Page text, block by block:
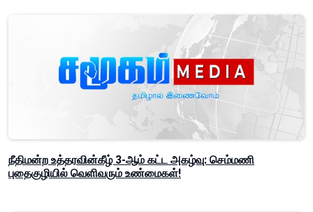
நீதிமன்ற உத்தரவின்கீழ் 3-ஆம் கட்ட அகழ்வு: செம்மணி
புதைகுழியில் வெளிவரும் உண்மைகள்!